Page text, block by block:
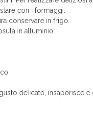
con i formaggi.
conservare in frigo.
in alluminio.
delicato, insaporisce